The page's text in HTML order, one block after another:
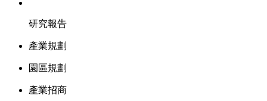
研究報告
產業規劃
園區規劃
產業招商